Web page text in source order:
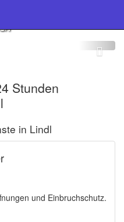
Stunden
in Lindl
und Einbruchschutz.